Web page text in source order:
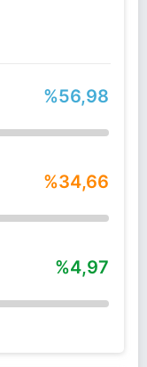
%56,98
%34,66
%4,97